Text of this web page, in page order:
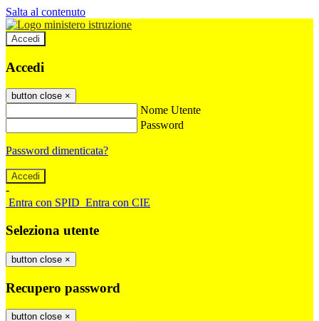
Salta al contenuto
Accedi
Accedi
button close ×
Nome Utente
Password
Password dimenticata?
-
Entra con SPID Entra con CIE
Seleziona utente
button close ×
Recupero password
button close ×